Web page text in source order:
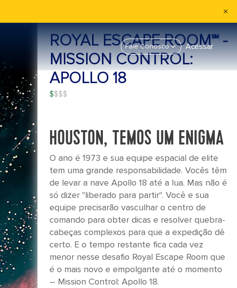
Fale Conosco Acessar
ROYAL ESCAPE ROOM℠ -
MISSION CONTROL:
APOLLO 18
$
HOUSTON, TEMOS UM ENIGMA
O ano é 1973 e sua equipe espacial de elite
tem uma grande responsabilidade. Vocês têm
de levar a nave Apollo 18 até a lua. Mas não é
só dizer "liberado para partir". Você e sua
equipe precisarão vasculhar o centro de
comando para obter dicas e resolver quebra-
cabeças complexos para que a expedição dê
certo. E o tempo restante fica cada vez
menor nesse desafio Royal Escape Room que
é o mais novo e empolgante até o momento
– Mission Control: Apollo 18.